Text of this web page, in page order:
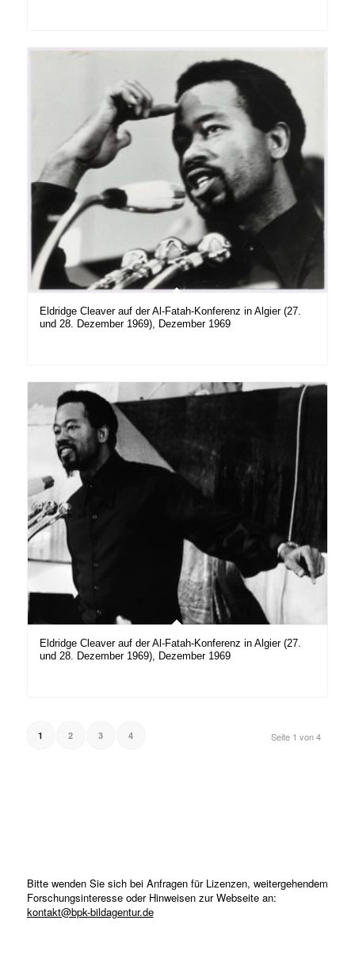
Eldridge Cleaver auf der Al-Fatah-Konferenz in Algier (27.
und 28. Dezember 1969), Dezember 1969
Eldridge Cleaver auf der Al-Fatah-Konferenz in Algier (27.
und 28. Dezember 1969), Dezember 1969
Seite 1 von 4
1 2 3 4
Bitte wenden Sie sich bei Anfragen für Lizenzen, weitergehendem
Forschungsinteresse oder Hinweisen zur Webseite an:
kontakt@bpk-bildagentur.de